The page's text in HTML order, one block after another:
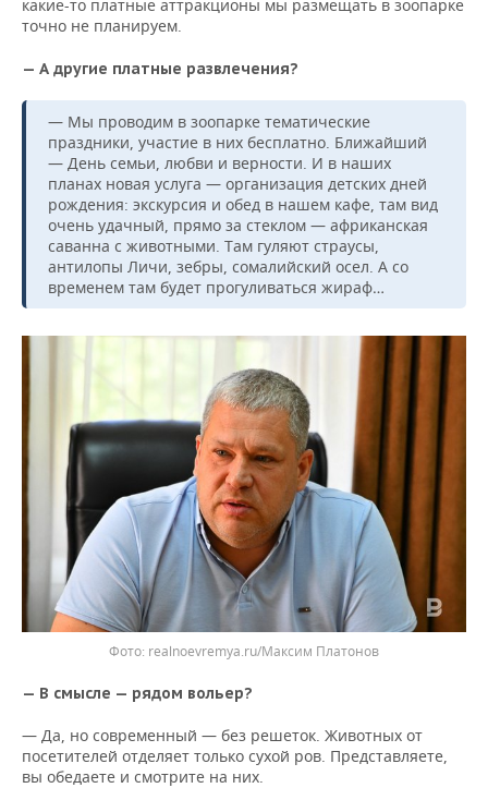
какие-то платные аттракционы мы размещать в зоопарке
точно не планируем.
— А другие платные развлечения?
— Мы проводим в зоопарке тематические
праздники, участие в них бесплатно. Ближайший
— День семьи, любви и верности. И в наших
планах новая услуга — организация детских дней
рождения: экскурсия и обед в нашем кафе, там вид
очень удачный, прямо за стеклом — африканская
саванна с животными. Там гуляют страусы,
антилопы Личи, зебры, сомалийский осел. А со
временем там будет прогуливаться жираф…
realnoevremya.ru/Максим Платонов
— В смысле — рядом вольер?
— Да, но современный — без решеток. Животных от
посетителей отделяет только сухой ров. Представляете,
вы обедаете и смотрите на них.